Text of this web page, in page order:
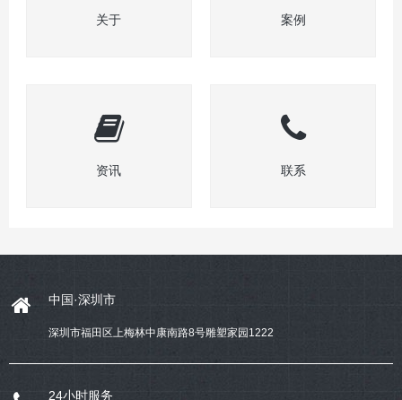
关于 案例
资讯 联系
中国·深圳市
深圳市福田区上梅林中康南路8号雕塑家园1222
24小时服务